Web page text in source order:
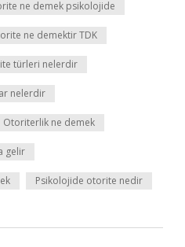
ne demek psikolojide
ne demektir TDK
türleri nelerdir
nelerdir
Otoriterlik ne demek
gelir
Psikolojide otorite nedir